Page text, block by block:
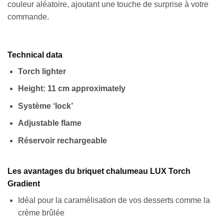
couleur aléatoire, ajoutant une touche de surprise à votre
commande.
Technical data
Torch lighter
Height: 11 cm approximately
Système ‘lock’
Adjustable flame
Réservoir rechargeable
Les avantages du briquet chalumeau LUX Torch
Gradient
Idéal pour la caramélisation de vos desserts comme la
crème brûlée
Appliquer les filtres